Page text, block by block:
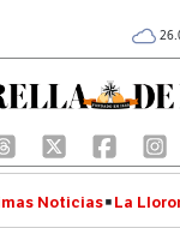
Noticias La